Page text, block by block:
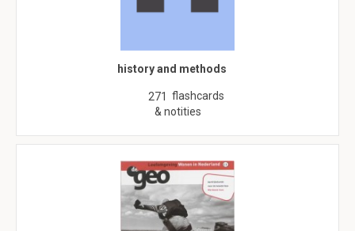
history and methods
271 flashcards
& notities